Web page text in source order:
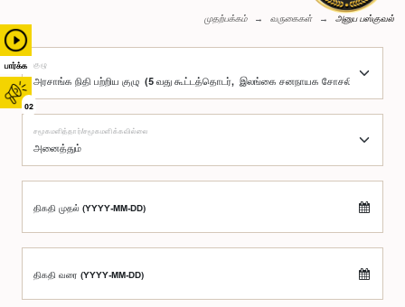
பார்க்க
02
முதற்பக்கம் வருகைகள் அனுப பஸ்குவல்
குழு
சமூகமளித்தார்/சமூகமளிக்கவில்லை
திகதி முதல் (YYYY-MM-DD)
திகதி வரை (YYYY-MM-DD)